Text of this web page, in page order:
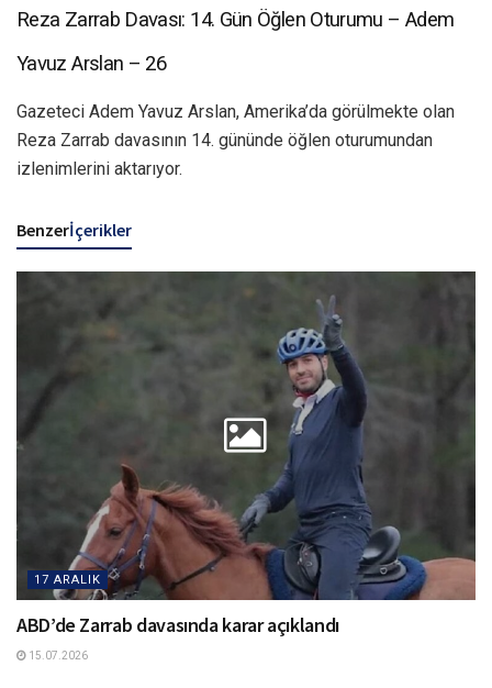
Reza Zarrab Davası: 14. Gün Öğlen Oturumu – Adem
Yavuz Arslan – 26
Gazeteci Adem Yavuz Arslan, Amerika’da görülmekte olan
Reza Zarrab davasının 14. gününde öğlen oturumundan
izlenimlerini aktarıyor.
Benzerİçerikler
17 ARALIK
ABD’de Zarrab davasında karar açıklandı
15.07.2026